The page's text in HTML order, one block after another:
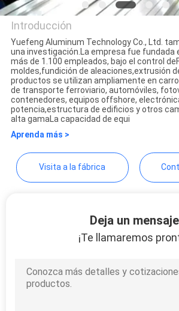
MAPA
DEL
SITIO
PRIVACY
POLICY
YueFeng
Technology
Introducción
Yuefeng Aluminum Technology Co., Ltd.
una investigación.La empresa fue fundada
más de 1.100 empleados, bajo el control
moldes,fundición de aleaciones,extrusión
productos se utilizan ampliamente en
de transporte ferroviario, automóviles,
contenedores, equipos offshore,
potencia,estructura de edificios y otros
alta gamaLa capacidad de equi
Aprenda más >
Visita a la fábrica
Deja un mensaje
¡Te llamaremos